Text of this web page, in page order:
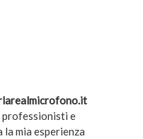
professionisti e
mia esperienza